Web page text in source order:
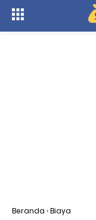
Beranda ›Biaya